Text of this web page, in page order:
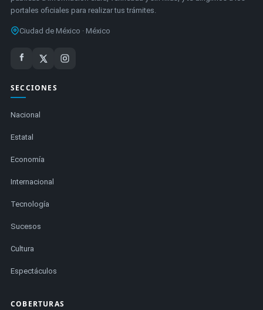
portales oficiales para realizar tus trámites.
Ciudad de México · México
SECCIONES
Nacional
Estatal
Economía
Internacional
Tecnología
Sucesos
Cultura
Espectáculos
COBERTURAS